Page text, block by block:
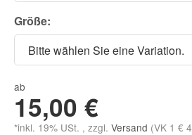
Größe:
Bitte wählen Sie eine Variation.
ab
15,00 €
*inkl. 19% USt. , zzgl. Versand (VK 1 €